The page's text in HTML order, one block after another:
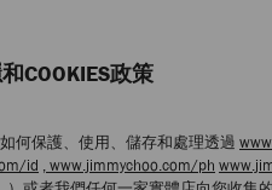
COOKIES政策
何保護、使用、儲存和處理透過
id , www.jimmychoo.com/ph